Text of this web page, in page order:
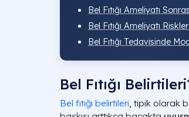
Bel Fıtığı Ameliyatı
Bel Fıtığı Ameliyatı
Bel Fıtığı Tedavisinde
Bel Fıtığı
Bel fıtığı belirtileri, tipik olarak